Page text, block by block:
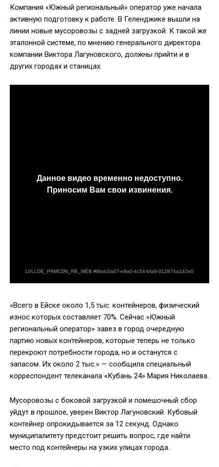
Компания «Южный региональный» оператор уже начала
активную подготовку к работе. В Геленджике вышли на
линии новые мусоровозы с задней загрузкой. К такой же
эталонной системе, по мнению генерального директора
компании Виктора Лагуновского, должны прийти и в
других городах и станицах.
«Всего в Ейске около 1,5 тыс. контейнеров, физический
износ которых составляет 70%. Сейчас «Южный
региональный оператор» завез в город очередную
партию новых контейнеров, которые теперь не только
перекроют потребности города, но и останутся с
запасом. Их около 2 тыс.» — сообщила специальный
корреспондент телеканала «Кубань 24» Мария Николаева.
Мусоровозы с боковой загрузкой и помешочный сбор
уйдут в прошлое, уверен Виктор Лагуновский. Кубовый
контейнер опрокидывается за 12 секунд. Однако
муниципалитету предстоит решить вопрос, где найти
место под контейнеры на узких улицах города.